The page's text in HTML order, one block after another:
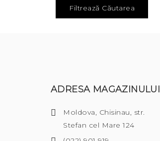
Filtrează Căutarea
ADRESA MAGAZINULUI
Moldova, Chisinau, str.
Stefan cel Mare 124